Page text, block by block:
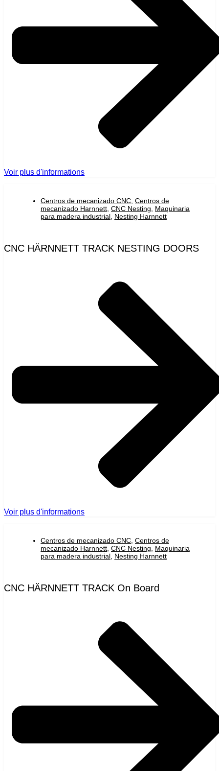
Voir plus d'informations
Centros de mecanizado CNC, Centros de
mecanizado Harnnett, CNC Nesting, Maquinaria
para madera industrial, Nesting Harnnett
CNC HÄRNNETT TRACK NESTING DOORS
Voir plus d'informations
Centros de mecanizado CNC Centros de
mecanizado Harnnett CNC Nesting
Maquinaria
para madera industrial Nesting Harnnett
CNC HÄRNNETT TRACK On Board